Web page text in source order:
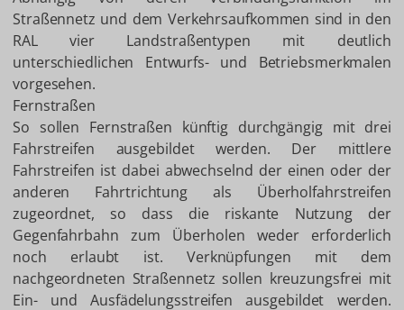
Straßennetz und dem Verkehrsaufkommen sind in den
RAL vier Landstraßentypen mit deutlich
unterschiedlichen Entwurfs- und Betriebsmerkmalen
vorgesehen.
Fernstraßen
So sollen Fernstraßen künftig durchgängig mit drei
Fahrstreifen ausgebildet werden. Der mittlere
Fahrstreifen ist dabei abwechselnd der einen oder der
anderen Fahrtrichtung als Überholfahrstreifen
zugeordnet, so dass die riskante Nutzung der
Gegenfahrbahn zum Überholen weder erforderlich
noch erlaubt ist. Verknüpfungen mit dem
nachgeordneten Straßennetz sollen kreuzungsfrei mit
Ein- und Ausfädelungsstreifen ausgebildet werden.